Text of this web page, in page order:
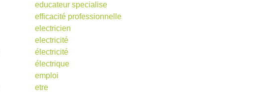
educateur specialise
efficacité professionnelle
electricien
electricité
électricité
électrique
emploi
etre